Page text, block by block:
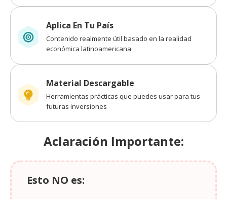
Aplica En Tu País
Contenido realmente útil basado en la realidad
económica latinoamericana
Material Descargable
Herramientas prácticas que puedes usar para tus
futuras inversiones
Aclaración Importante:
Esto NO es: